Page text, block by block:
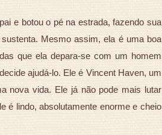
e botou o pé na estrada, fazendo sua
Mesmo assim, ela é uma boa
que ela depara-se com um homem
ajudá-lo. Ele é Vincent Haven, um
nova vida. Ele já não pode mais lutar
é lindo, absolutamente enorme e cheio